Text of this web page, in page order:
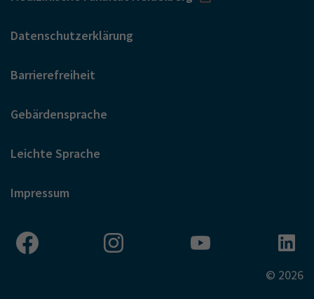
Datenschutzerklärung
Barrierefreiheit
Gebärdensprache
Leichte Sprache
Impressum
© 2026